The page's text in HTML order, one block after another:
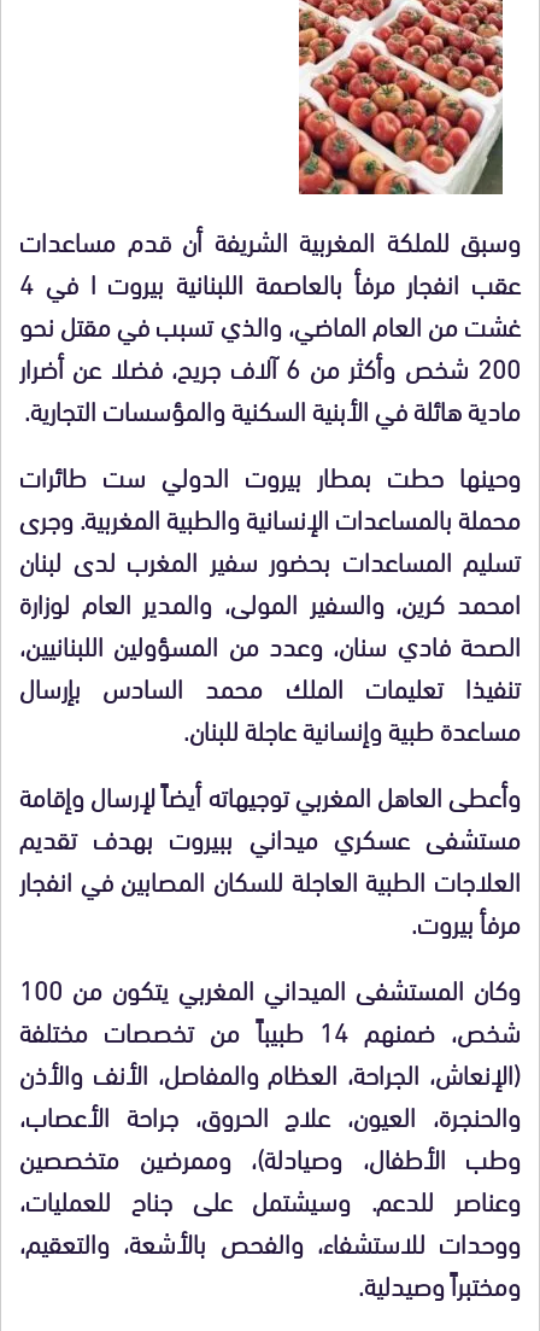
وسبق للملكة المغربية الشريفة أن قدم مساعدات
عقب انفجار مرفأ بالعاصمة اللبنانية بيروت ا في 4
غشت من العام الماضي، والذي تسبب في مقتل نحو
200 شخص وأكثر من 6 آلاف جريح، فضلا عن أضرار
مادية هائلة في الأبنية السكنية والمؤسسات التجارية.
وحينها حطت بمطار بيروت الدولي ست طائرات
محملة بالمساعدات الإنسانية والطبية المغربية. وجرى
تسليم المساعدات بحضور سفير المغرب لدى لبنان
امحمد كرين، والسفير المولى، والمدير العام لوزارة
الصحة فادي سنان، وعدد من المسؤولين اللبنانيين،
تنفيذا تعليمات الملك محمد السادس بإرسال
مساعدة طبية وإنسانية عاجلة للبنان.
وأعطى العاهل المغربي توجيهاته أيضاً لإرسال وإقامة
مستشفى عسكري ميداني ببيروت بهدف تقديم
العلاجات الطبية العاجلة للسكان المصابين في انفجار
مرفأ بيروت.
وكان المستشفى الميداني المغربي يتكون من 100
شخص، ضمنهم 14 طبيباً من تخصصات مختلفة
(الإنعاش، الجراحة، العظام والمفاصل، الأنف والأذن
والحنجرة، العيون، علاج الحروق، جراحة الأعصاب،
وطب الأطفال، وصيادلة)، وممرضين متخصصين
وعناصر للدعم. وسيشتمل على جناح للعمليات،
ووحدات للاستشفاء، والفحص بالأشعة، والتعقيم،
ومختبراً وصيدلية.